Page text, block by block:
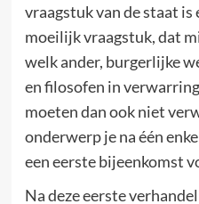
vraagstuk van de staat is
moeilijk vraagstuk, dat
welk ander, burgerlijke
en filosofen in
moeten dan ook niet
onderwerp je na één
een eerste bijeenkomst
Na deze eerste